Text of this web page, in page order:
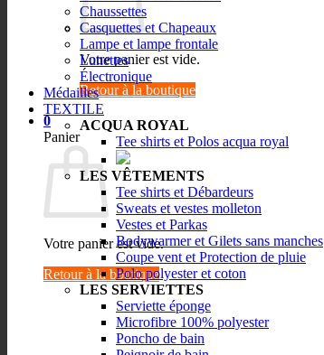
Votre panier est vide.
Retour à la boutique
0
Panier
Votre panier est vide.
Retour à la boutique
Chaussettes
Casquettes et Chapeaux
Lampe et lampe frontale
Lunettes
Électronique
Médailles
TEXTILE
ACQUA ROYAL
Tee shirts et Polos acqua royal
LES VÊTEMENTS
Tee shirts et Débardeurs
Sweats et vestes molleton
Vestes et Parkas
Bodywarmer et Gilets sans manches
Coupe vent et Protection de pluie
Polo polyester et coton
LES SERVIETTES
Serviette éponge
Microfibre 100% polyester
Poncho de bain